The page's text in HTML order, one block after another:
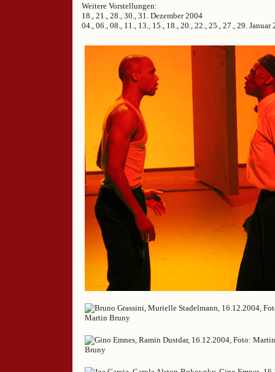
Weitere Vorstellungen:
18., 21., 28., 30., 31. Dezember 2004
04., 06., 08., 11., 13., 15., 18., 20., 22., 25., 27., 29. Januar